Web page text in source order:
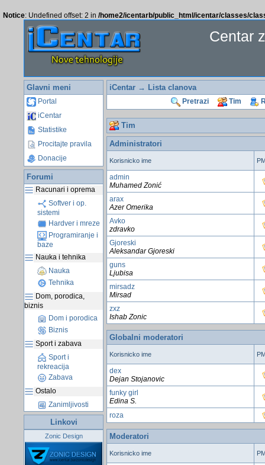
Notice: Undefined offset: 2 in /home2/icentarb/public_html/icentar/classes/
Centar
Glavni meni
Portal
iCentar
Statistike
Procitajte pravila
Donacije
Forumi
Racunari i oprema
Softver i op.
sistemi
Hardver i mreze
Programiranje i
baze
Nauka i tehnika
Nauka
Tehnika
Dom, porodica,
biznis
Dom i porodica
Biznis
Sport i zabava
Sport i
rekreacija
Zabava
Ostalo
Zanimljivosti
Linkovi
Zonic Design
iCentar→ Lista clanova
Pretrazi Tim
Tim
Administratori
Korisnicko ime
admin
Muhamed Zonić
arax
Azer Omerika
Avko
zdravko
Gjoreski
Aleksandar Gjoreski
guns
Ljubisa
mirsadz
Mirsad
zxz
Ishab Zonic
Globalni moderatori
Korisnicko ime
dex
Dejan Stojanovic
funky girl
Edina S.
roza
Moderatori
Korisnicko ime